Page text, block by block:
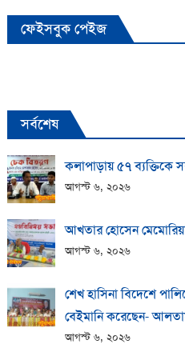
ফেইসবুক পেইজ
সর্বশেষ
কলাপাড়ায় ​৫৭ ব্যক্তিকে
আগস্ট ৬, ২০২৬
আখতার হোসেন
আগস্ট ৬, ২০২৬
শেখ হাসিনা বিদেশে
বেইমানি করেছেন-
আগস্ট ৬, ২০২৬